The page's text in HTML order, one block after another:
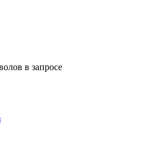
в запросе